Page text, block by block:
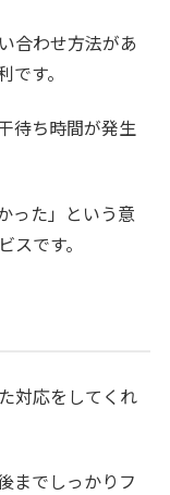
合わせ方法があ
す。
待ち時間が発生
った」という意
です。
対応をしてくれ
までしっかりフ